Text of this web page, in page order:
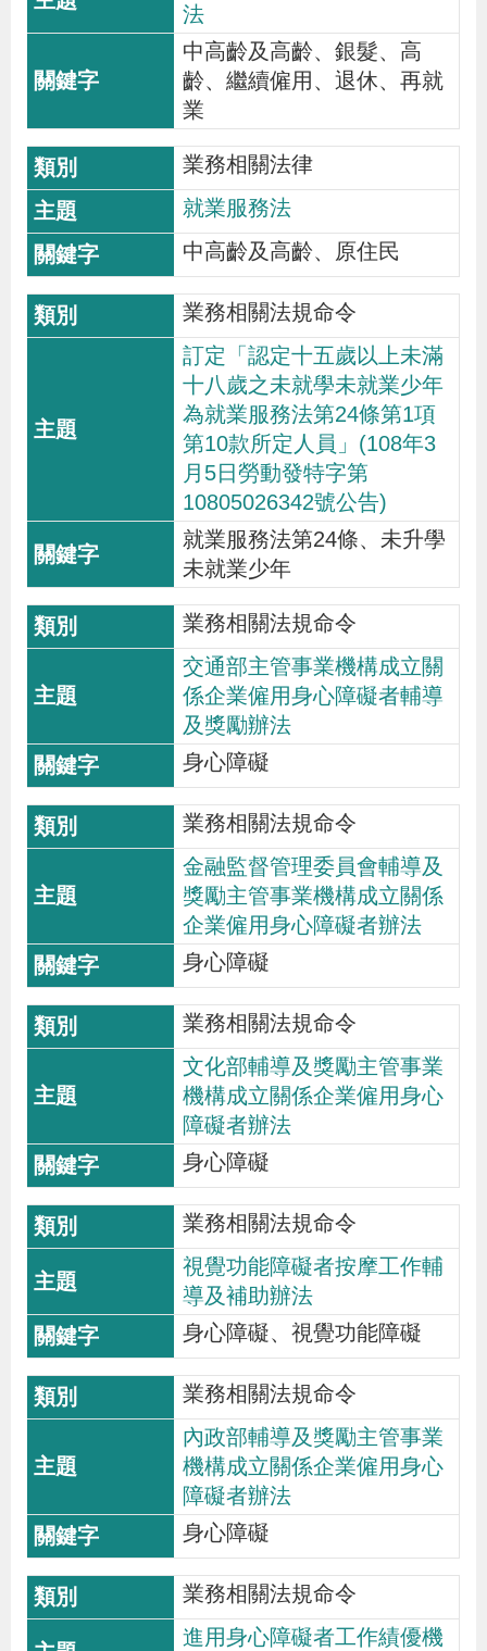
專
上
申
辦
宣
導
專
相
結
網
導
民
信
文
客
統
資
E
g
s
h
回
頁
R
S
隱
權
及
資
安
政
策
府
網
站
資
料
開
宣
告
檢
法
中高齡及高齡、銀髮、高
齡、繼續僱用、退休、再就
業
業務相關法律
就業服務法
中高齡及高齡、原住民
業務相關法規命令
訂定「認定十五歲以上未滿
十八歲之未就學未就業少年
為就業服務法第24條第1項
第10款所定人員」(108年3
月5日勞動發特字第
10805026342號公告)
就業服務法第24條、未升學
未就業少年
業務相關法規命令
交通部主管事業機構成立關
係企業僱用身心障礙者輔導
及獎勵辦法
身心障礙
業務相關法規命令
金融監督管理委員會輔導及
獎勵主管事業機構成立關係
企業僱用身心障礙者辦法
身心障礙
業務相關法規命令
文化部輔導及獎勵主管事業
機構成立關係企業僱用身心
障礙者辦法
身心障礙
業務相關法規命令
視覺功能障礙者按摩工作輔
導及補助辦法
身心障礙、視覺功能障礙
業務相關法規命令
內政部輔導及獎勵主管事業
機構成立關係企業僱用身心
障礙者辦法
身心障礙
業務相關法規命令
進用身心障礙者工作績優機